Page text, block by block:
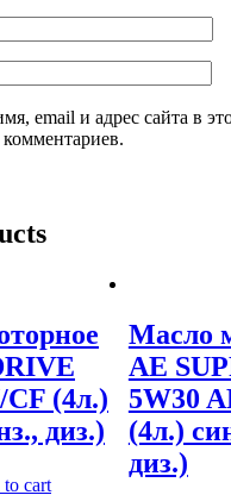
email и адрес сайта в
CF (4л.)
диз.)
cart
Масло
AE
5W30
(4л.)
диз.)